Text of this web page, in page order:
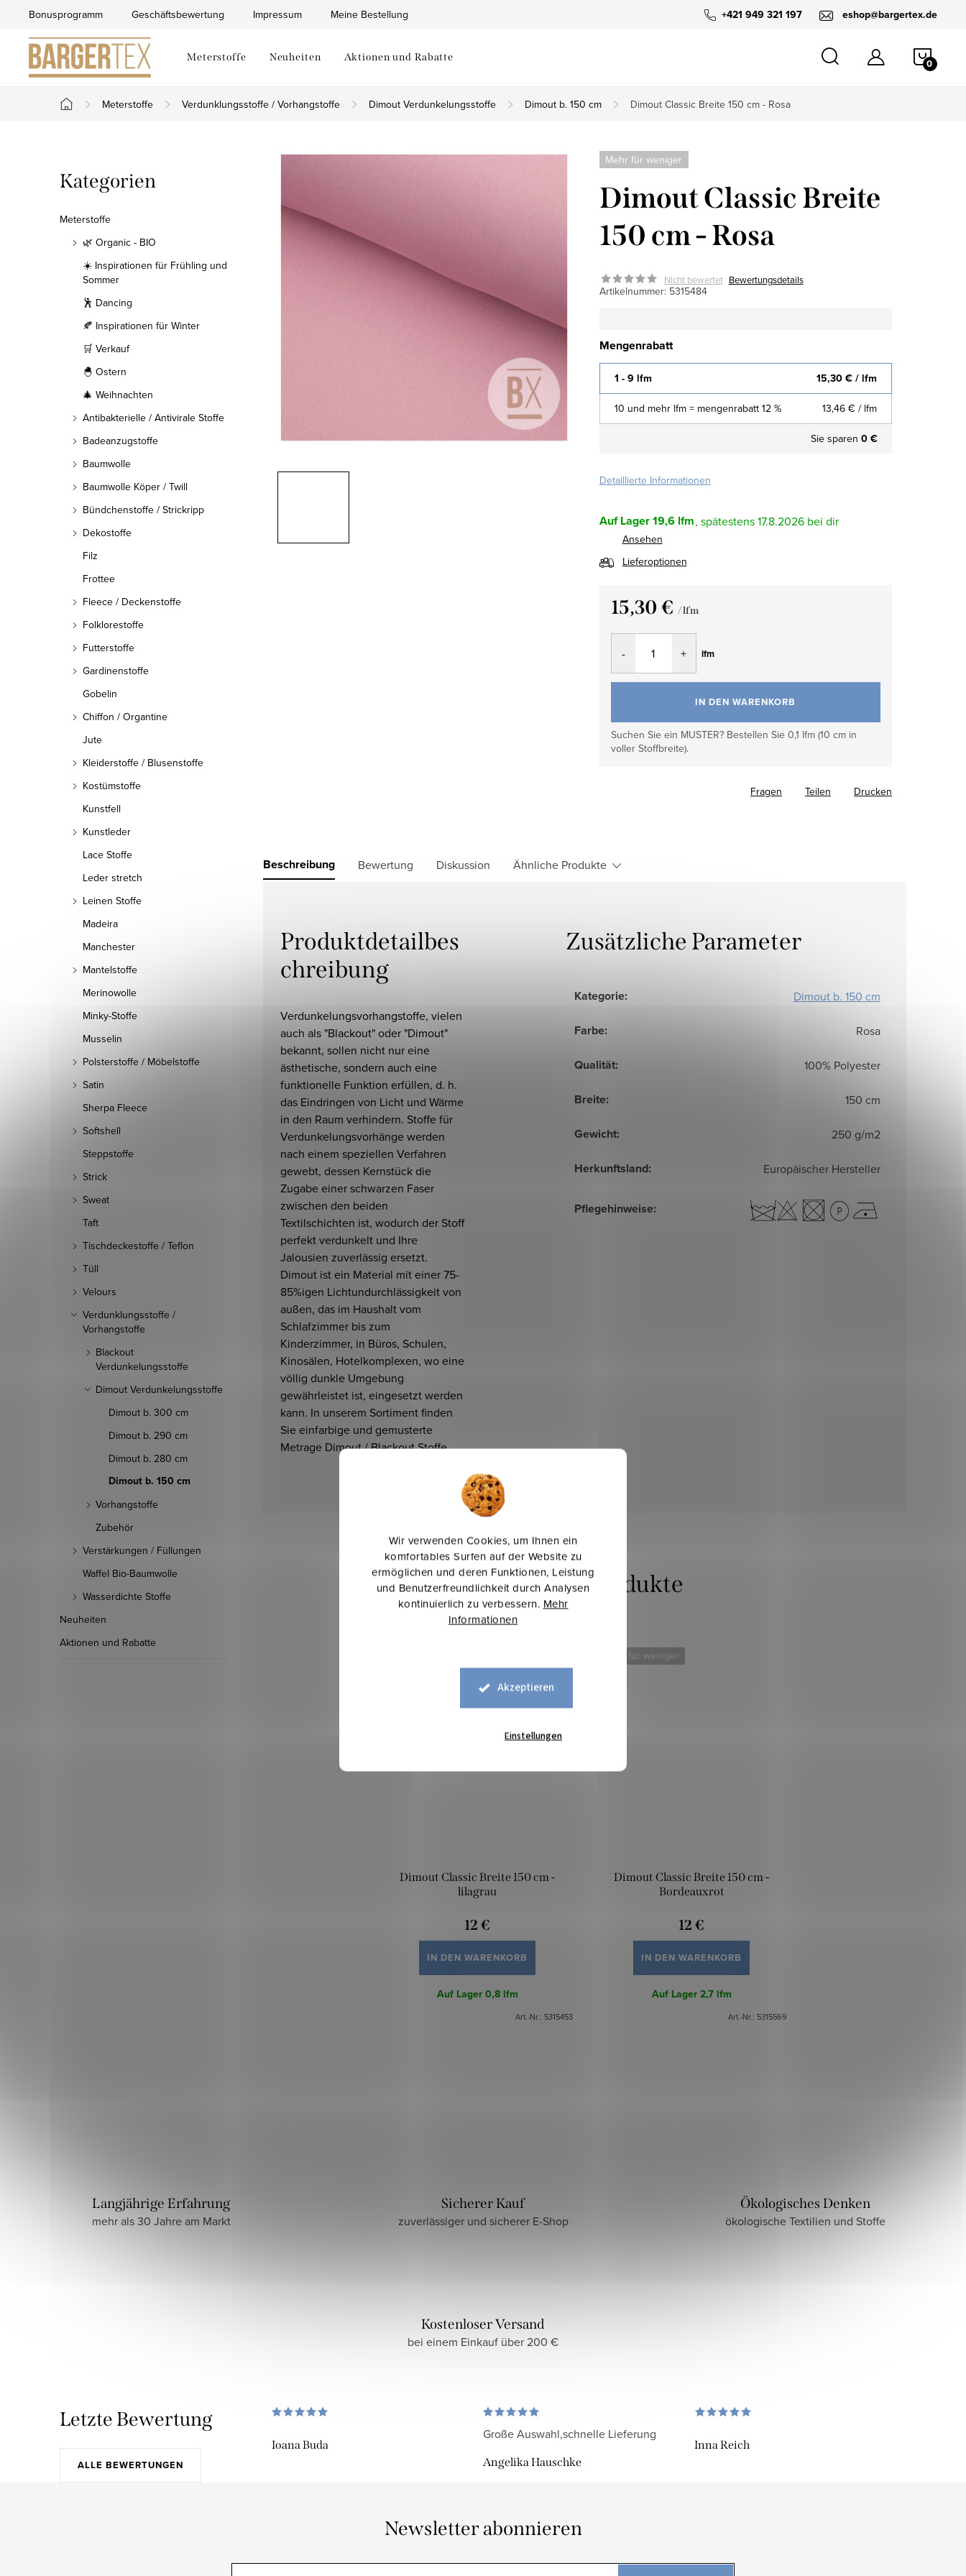
Wir verwenden Cookies, um Ihnen ein
komfortables Surfen auf der Website zu
ermöglichen und deren Funktionen, Leistung
und Benutzerfreundlichkeit durch Analysen
kontinuierlich zu verbessern. Mehr
Informationen
Akzeptieren
Einstellungen
springen
+421 949 321 197 eshop@bargertex.de
Bonusprogramm Geschäftsbewertung Impressum Meine Bestellung
Meterstoffe Neuheiten Aktionen und Rabatte
Startseite
Meterstoffe Verdunklungsstoffe / Vorhangstoffe Dimout Verdunkelungsstoffe Dimout b. 150 cm Dimout Classic Breite 150 cm - Rosa
e
i
Kategorien
überspringen
Kategorien
Meterstoffe
🌿 Organic - BIO
☀️ Inspirationen für Frühling und
Sommer
🕺 Dancing
🍂 Inspirationen für Winter
🛒 Verkauf
🐣 Ostern
🎄 Weihnachten
Antibakterielle / Antivirale Stoffe
Badeanzugstoffe
Baumwolle
Baumwolle Köper / Twill
Bündchenstoffe / Strickripp
Dekostoffe
Filz
Frottee
Fleece / Deckenstoffe
Folklorestoffe
Futterstoffe
Gardinenstoffe
Gobelin
Chiffon / Organtine
Jute
Kleiderstoffe / Blusenstoffe
Kostümstoffe
Kunstfell
Kunstleder
Lace Stoffe
Leder stretch
Leinen Stoffe
Madeira
Manchester
Mantelstoffe
Merinowolle
Minky-Stoffe
Musselin
Polsterstoffe / Möbelstoffe
Satin
Sherpa Fleece
Softshell
Steppstoffe
Strick
Sweat
Taft
Tischdeckestoffe / Teflon
Tüll
Velours
Verdunklungsstoffe /
Vorhangstoffe
Blackout
Verdunkelungsstoffe
Dimout Verdunkelungsstoffe
Dimout b. 300 cm
Dimout b. 290 cm
Dimout b. 280 cm
Dimout b. 150 cm
Vorhangstoffe
Zubehör
Verstärkungen / Füllungen
Waffel Bio-Baumwolle
Wasserdichte Stoffe
Neuheiten
Aktionen und Rabatte
Mehr für weniger
Dimout Classic Breite
150 cm - Rosa
Nicht bewertet Bewertungsdetails
Artikelnummer: 5315484
Mengenrabatt
1 - 9 lfm 15,30 €/ lfm
10 und mehr lfm = mengenrabatt 12 % 13,46 € / lfm
Sie sparen 0 €
Detaillierte Informationen
Auf Lager19,6 lfm 17.8.2026
Ansehen
Lieferoptionen
15,30 € / lfm
Verkaufspreis:
lfm
IN DEN WARENKORB
Suchen Sie ein MUSTER? Bestellen Sie 0,1 lfm (10 cm in
voller Stoffbreite).
Drucken
Fragen Teilen
Beschreibung Bewertung Diskussion Ähnliche Produkte
Produktdetailbes
chreibung
Verdunkelungsvorhangstoffe, vielen
auch als "Blackout" oder "Dimout"
bekannt, sollen nicht nur eine
ästhetische, sondern auch eine
funktionelle Funktion erfüllen, d. h.
das Eindringen von Licht und Wärme
in den Raum verhindern. Stoffe für
Verdunkelungsvorhänge werden
nach einem speziellen Verfahren
gewebt, dessen Kernstück die
Zugabe einer schwarzen Faser
zwischen den beiden
Textilschichten ist, wodurch der Stoff
perfekt verdunkelt und Ihre
Jalousien zuverlässig ersetzt.
Dimout ist ein Material mit einer 75-
85%igen Lichtundurchlässigkeit von
außen, das im Haushalt vom
Schlafzimmer bis zum
Kinderzimmer, in Büros, Schulen,
Kinosälen, Hotelkomplexen, wo eine
völlig dunkle Umgebung
gewährleistet ist, eingesetzt werden
kann. In unserem Sortiment finden
Sie einfarbige und gemusterte
Metrage Dimout / Blackout Stoffe.
Zusätzliche Parameter
Kategorie: Dimout b. 150 cm
Farbe: Rosa
Qualität: 100% Polyester
Breite: 150 cm
Gewicht: 250 g/m2
Herkunftsland: Europäischer Hersteller
Pflegehinweise:
Dimout Classic Breite 150 cm -
lilagrau
12 €
IN DEN WARENKORB
Auf Lager0,8 lfm
Art.-Nr.: 5315453
Mehr für weniger
Dimout Classic Breite 150 cm -
Bordeauxrot
12 €
IN DEN WARENKORB
Auf Lager2,7 lfm
Art.-Nr.: 5315569
Langjährige Erfahrung
mehr als 30 Jahre am Markt
Sicherer Kauf
zuverlässiger und sicherer E-Shop
Ökologisches Denken
ökologische Textilien und Stoffe
Kostenloser Versand
bei einem Einkauf über 200 €
Letzte Bewertung
ALLE BEWERTUNGEN
Ioana Buda
Große Auswahl,schnelle Lieferung
Angelika Hauschke
Inna Reich
Newsletter abonnieren